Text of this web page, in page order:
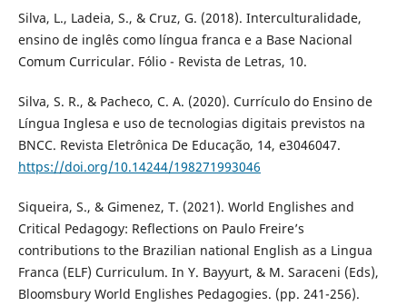
Silva, L., Ladeia, S., & Cruz, G. (2018). Interculturalidade,
ensino de inglês como língua franca e a Base Nacional
Comum Curricular. Fólio - Revista de Letras, 10.
Silva, S. R., & Pacheco, C. A. (2020). Currículo do Ensino de
Língua Inglesa e uso de tecnologias digitais previstos na
BNCC. Revista Eletrônica De Educação, 14, e3046047.
https://doi.org/10.14244/198271993046
Siqueira, S., & Gimenez, T. (2021). World Englishes and
Critical Pedagogy: Reflections on Paulo Freire’s
contributions to the Brazilian national English as a Lingua
Franca (ELF) Curriculum. In Y. Bayyurt, & M. Saraceni (Eds),
Bloomsbury World Englishes Pedagogies. (pp. 241-256).